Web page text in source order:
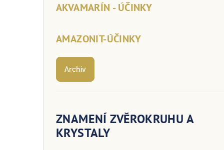
AKVAMARÍN - ÚČINKY
AMAZONIT-ÚČINKY
Archiv
ZNAMENÍ ZVĚROKRUHU A
KRYSTALY